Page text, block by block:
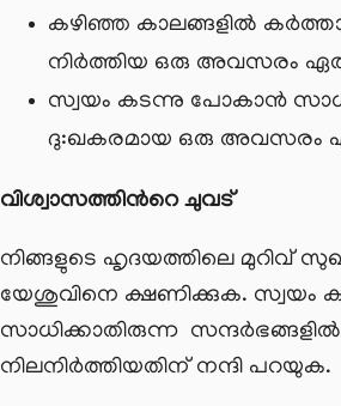
കഴിഞ്ഞ കാലങ്ങളില്‍
നിര്‍ത്തിയ ഒരു അവസരം
സ്വയം കടന്നു പോകാന്‍
ദു:ഖകരമായ ഒരു അവസരം
വിശ്വാസത്തിന്‍റെ ചുവട്
നിങ്ങളുടെ ഹൃദയത്തിലെ മുറിവ്
യേശുവിനെ ക്ഷണിക്കുക. സ്വയം
സാധിക്കാതിരുന്ന സന്ദര്‍ഭങ്ങളില്‍
നിലനിര്‍ത്തിയതിന് നന്ദി പറയുക.